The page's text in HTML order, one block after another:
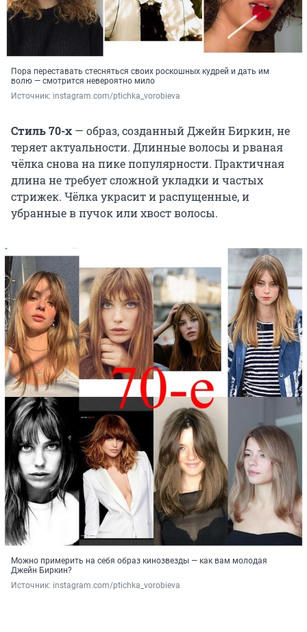
Пора переставать стесняться своих роскошных кудрей и дать им
волю — смотрится невероятно мило
Источник: instagram.com/ptichka_vorobieva
Стиль 70-х — образ, созданный Джейн Биркин, не
теряет актуальности. Длинные волосы и рваная
чёлка снова на пике популярности. Практичная
длина не требует сложной укладки и частых
стрижек. Чёлка украсит и распущенные, и
убранные в пучок или хвост волосы.
Можно примерить на себя образ кинозвезды — как вам молодая
Джейн Биркин?
Источник: instagram.com/ptichka_vorobieva